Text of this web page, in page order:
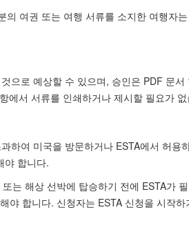
여권 또는 여행 서류를 소지한 여행자
으로 예상할 수 있으며, 승인은 PDF 문
에서 서류를 인쇄하거나 제시할 필요가
하여 미국을 방문하거나 ESTA에서 허용
야 합니다.
는 해상 선박에 탑승하기 전에 ESTA가
야 합니다. 신청자는 ESTA 신청을 시작